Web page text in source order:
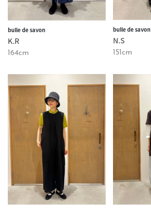
bulle de savon
K.R
164cm
bulle de savon
N.S
151cm